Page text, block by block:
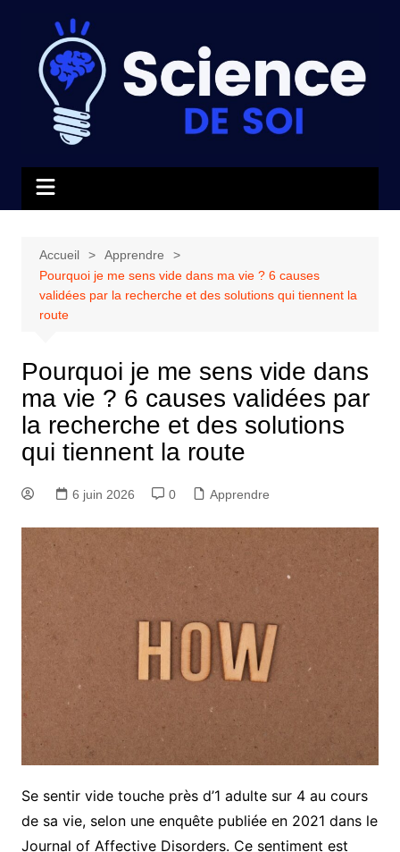
contenu
Accueil
Apprendre
Pourquoi je me sens vide dans ma vie ? 6 causes
validées par la recherche et des solutions qui tiennent la
route
Pourquoi je me sens vide dans
ma vie ? 6 causes validées par
la recherche et des solutions
qui tiennent la route
6 juin 2026 0 Apprendre
Se sentir vide touche près d’1 adulte sur 4 au cours
de sa vie, selon une enquête publiée en 2021 dans le
Journal of Affective Disorders. Ce sentiment est